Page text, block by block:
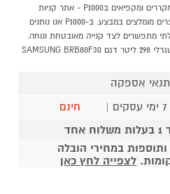
בקטגוריית מקרר אינטגרלי במחלקת מקררים ומקפיאים בP1000 - אתר קניות
ישראלי בטוח, משתלם ונוח המציע מוצרים מומלצים במבצע. ב-P1000 אנו נותנים
מתפשרים לצד קנייה מאובטחת ונוחה.
אצלנו, קניות באינטרנט של מקרר אינטגרלי 298 ליטר דגם SAMSUNG BRB80F30
אספקה
חינם
ותוספות במחירי הובלה
לצפייה לחץ כאן